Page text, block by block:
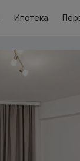
Ипотека